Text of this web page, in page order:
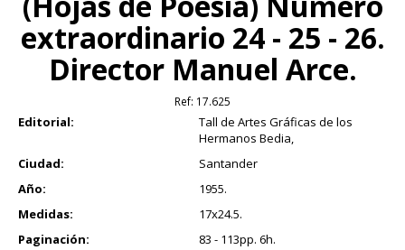
extraordinario 24 - 25 - 26.
Director Manuel Arce.
Ref: 17.625
Editorial:
Tall de Artes Gráficas de los
Hermanos Bedia,
Ciudad:
Santander
Año:
1955.
Medidas:
17x24.5.
Paginación:
83 - 113pp. 6h.